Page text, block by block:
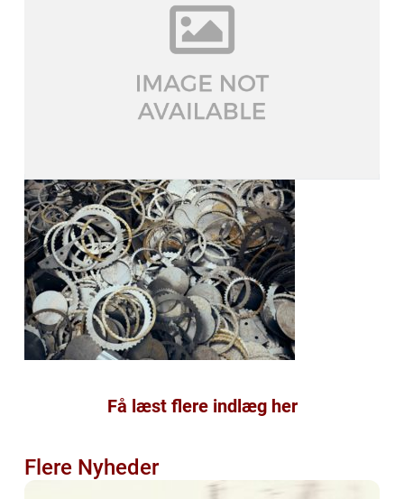
Få læst flere indlæg her
Flere Nyheder